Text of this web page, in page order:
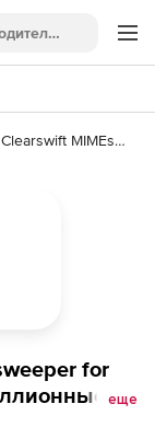
Clearswift MIMEsweeper for SMTP
for
еще